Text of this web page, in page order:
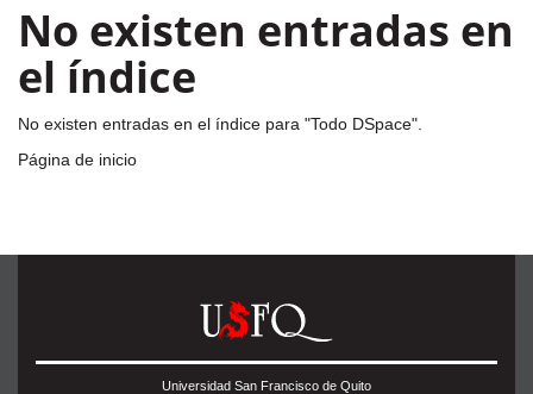
No existen entradas en
el índice
No existen entradas en el índice para "Todo DSpace".
Página de inicio
Universidad San Francisco de Quito